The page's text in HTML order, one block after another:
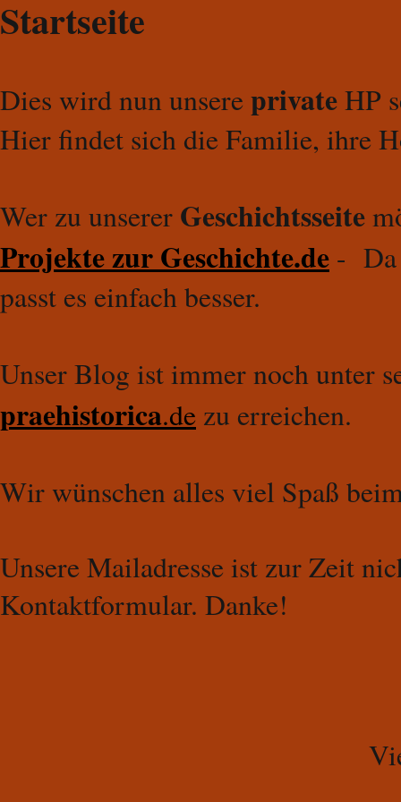
Startseite
Dies wird nun unsere privateHP
Hier findet sich die Familie, ihre
Wer zu unserer Geschichtsseite
Projekte zur Geschichte.de - Da
passt es einfach besser.
Unser Blog ist immer noch unter
praehistorica.de zu erreichen.
Wir wünschen alles viel Spaß
Unsere Mailadresse ist zur Zeit
Kontaktformular. Danke!